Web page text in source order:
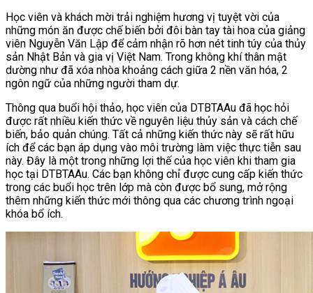
Học viên và khách mời trải nghiệm hương vị tuyệt vời của
những món ăn được chế biến bởi đôi bàn tay tài hoa của giảng
viên Nguyễn Văn Lập để cảm nhận rõ hơn nét tinh túy của thủy
sản Nhật Bản và gia vị Việt Nam. Trong không khí thân mật
dường như đã xóa nhòa khoảng cách giữa 2 nền văn hóa, 2
ngôn ngữ của những người tham dự.
Thông qua buổi hội thảo, học viên của DTBTAAu đã học hỏi
được rất nhiều kiến thức về nguyên liệu thủy sản và cách chế
biến, bảo quản chúng. Tất cả những kiến thức này sẽ rất hữu
ích để các bạn áp dụng vào môi trường làm việc thực tiễn sau
này. Đây là một trong những lợi thế của học viên khi tham gia
học tại DTBTAAu. Các bạn không chỉ được cung cấp kiến thức
trong các buổi học trên lớp mà còn được bổ sung, mở rộng
thêm những kiến thức mới thông qua các chương trình ngoại
khóa bổ ích.